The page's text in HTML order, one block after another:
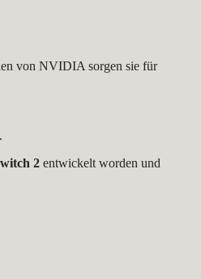
von NVIDIA sorgen sie für
2 entwickelt worden und